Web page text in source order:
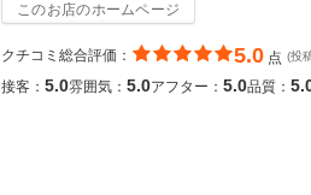
このお店のホームページ
クチコミ総合評価： 5.0 点 (投
接客： 5.0雰囲気： 5.0アフター： 5.0品質：